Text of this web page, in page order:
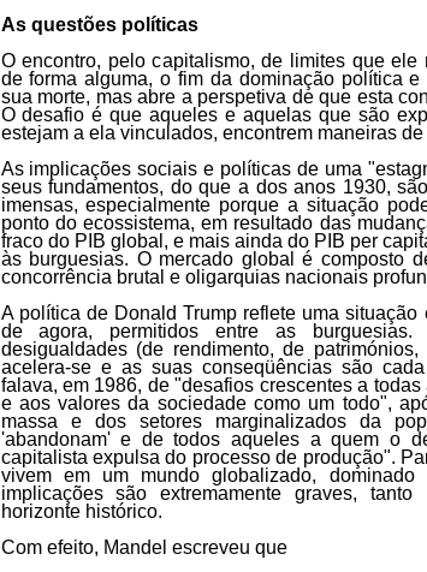
As questões políticas
O encontro, pelo capitalismo, de limites que
de forma alguma, o fim da dominação política
sua morte, mas abre a perspetiva de que esta
O desafio é que aqueles e aquelas que são
estejam a ela vinculados, encontrem maneiras
As implicações sociais e políticas de uma
seus fundamentos, do que a dos anos 1930,
imensas, especialmente porque a situação
ponto do ecossistema, em resultado das
fraco do PIB global, e mais ainda do PIB per
às burguesias. O mercado global é composto
concorrência brutal e oligarquias nacionais
A política de Donald Trump reflete uma
de agora, permitidos entre as burguesias.
desigualdades (de rendimento, de
acelera-se e as suas conseqüências são
falava, em 1986, de "desafios crescentes a
e aos valores da sociedade como um todo",
massa e dos setores marginalizados da
'abandonam' e de todos aqueles a quem o
capitalista expulsa do processo de produção".
vivem em um mundo globalizado,
implicações são extremamente graves,
horizonte histórico.
Com efeito, Mandel escreveu que